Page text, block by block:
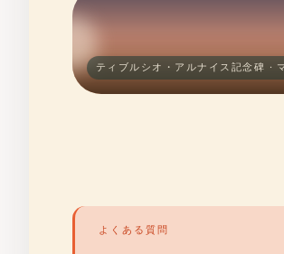
ティブルシオ・アルナイス記念碑 ·
よくある質問